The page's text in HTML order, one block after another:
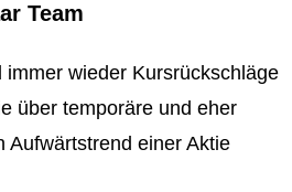
Team
wieder Kursrückschläge
über temporäre und eher
Aufwärtstrend einer Aktie